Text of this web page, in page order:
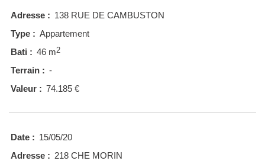
Adresse : 138 RUE DE CAMBUSTON
Type : Appartement
Bati : 46 m2
Terrain : -
Valeur : 74.185 €
Date : 15/05/20
Adresse : 218 CHE MORIN